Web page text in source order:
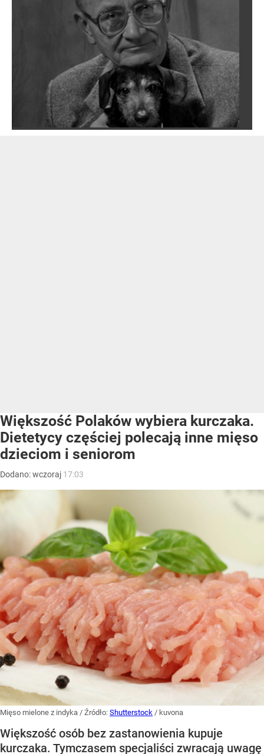
Większość Polaków wybiera kurczaka.
Dietetycy częściej polecają inne mięso
dzieciom i seniorom
Dodano:wczoraj 17:03
Mięso mielone z indyka / Źródło: Shutterstock / kuvona
Większość osób bez zastanowienia kupuje
kurczaka. Tymczasem specjaliści zwracają uwagę